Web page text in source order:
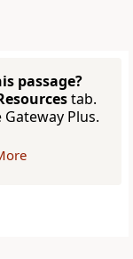
passage?
tab.
Plus.